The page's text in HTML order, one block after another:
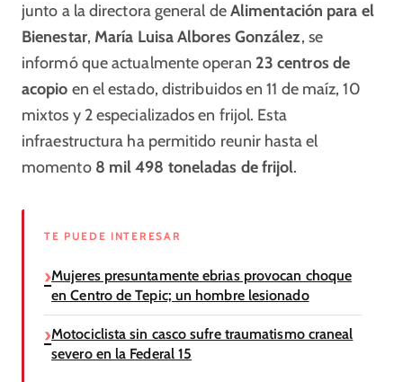
junto a la directora general deAlimentación para el
Bienestar, María Luisa Albores González, se
informó que actualmente operan 23 centros de
acopio en el estado, distribuidos en 11 de maíz, 10
mixtos y 2 especializados en frijol. Esta
infraestructura ha permitido reunir hasta el
momento 8 mil 498 toneladas de frijol.
TE PUEDE INTERESAR
Mujeres presuntamente ebrias provocan choque
en Centro de Tepic; un hombre lesionado
Motociclista sin casco sufre traumatismo craneal
severo en la Federal 15